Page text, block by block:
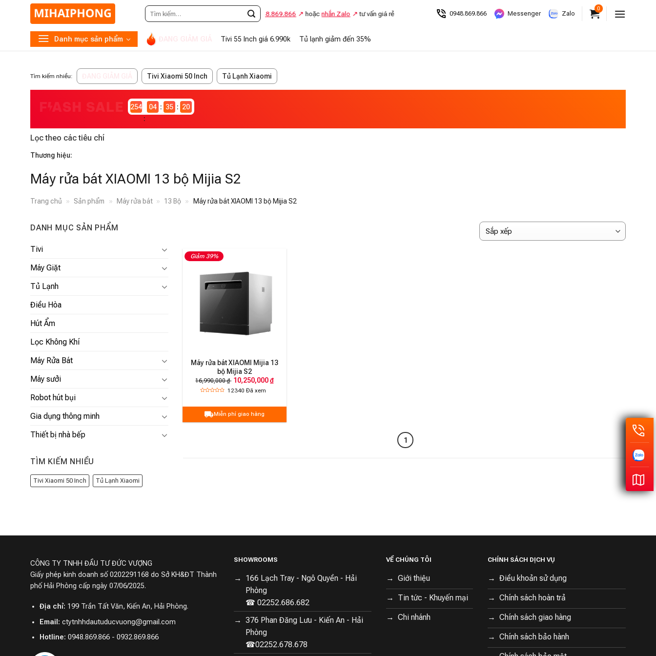
Tìm
kiếm:
0948.869.866 hoặcnhắn Zalo tư vấn giá rẻ 0948.869.866 Messenger Zalo
0
Danh mục sản phẩm ĐANG GIẢM GIÁ Tivi 55 Inch giá 6.990k Tủ lạnh giảm đến 35%
Tìm kiếm nhiều: ĐANG GIẢM GIÁ Tivi Xiaomi 50 Inch Tủ Lạnh Xiaomi
2546982
04 35 20
Lọc theo các tiêu chí
Thương hiệu:
Máy rửa bát XIAOMI 13 bộ Mijia S2
Trang chủ » Sản phẩm » Máy rửa bát » 13 Bộ » Máy rửa bát XIAOMI 13 bộ Mijia S2
DANH MỤC SẢN PHẨM
Tivi
Máy Giặt
Tủ Lạnh
Điều Hòa
Hút Ẩm
Lọc Không Khí
Máy Rửa Bát
Máy sưởi
Robot hút bụi
Gia dụng thông minh
Thiết bị nhà bếp
TÌM KIẾM NHIỀU
Tivi Xiaomi 50 Inch Tủ Lạnh Xiaomi
Giảm 39%
Máy rửa bát XIAOMI Mijia 13
bộ Mijia S2
16,990,000 ₫ 10,250,000 ₫
12340Đã xem
Miễn phí giao hàng
1
CÔNG TY TNHH ĐẦU TƯ ĐỨC VƯỢNG
Giấy phép kinh doanh số 0202291168 do Sở KH&ĐT Thành
phố Hải Phòng cấp ngày 07/06/2025.
Địa chỉ: 199 Trần Tất Văn, Kiến An, Hải Phòng.
Email: ctytnhhdautuducvuong@gmail.com
Hotline: 0948.869.866 - 0932.869.866
SHOWROOMS
166 Lạch Tray - Ngô Quyền - Hải
Phòng
☎ 02252.686.682
376 Phan Đăng Lưu - Kiến An - Hải
Phòng
☎02252.678.678
VỀ CHÚNG TÔI
Giới thiệu
Tin tức - Khuyến mại
Chi nhánh
CHÍNH SÁCH DỊCH VỤ
Điều khoản sử dụng
Chính sách hoàn trả
Chính sách giao hàng
Chính sách bảo hành